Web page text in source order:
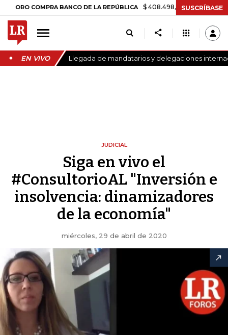
COMPRA BANCO DE LA REPÚBLICA $ 408.498,97 +$ 8.753,81 +2,19%
SUSCRÍBASE
EN VIVO Llegada de mandatarios y delegaciones
JUDICIAL
Siga en vivo el
#ConsultorioAL "Inversión e
insolvencia: dinamizadores
de la economía"
miércoles, 29 de abril de 2020